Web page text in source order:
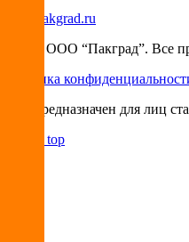
info@pakgrad.ru
© 2026 ООО “Пакград”. Все
Политика
Сайт предназначен для лиц
Back to top